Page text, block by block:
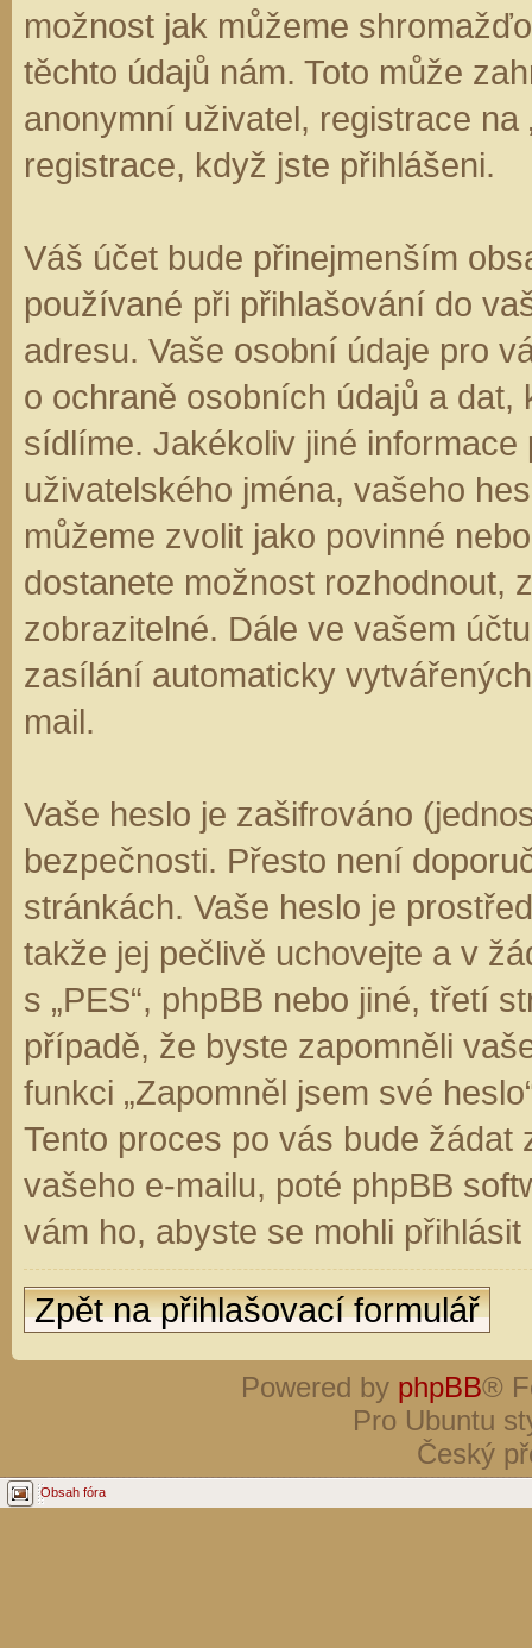
možnost jak můžeme
těchto údajů nám. Toto může
anonymní uživatel, registrace
registrace, když jste přihlášeni.
Váš účet bude přinejmenším
používané při přihlašování do
adresu. Vaše osobní údaje pro
o ochraně osobních údajů a
sídlíme. Jakékoliv jiné informace
uživatelského jména, vašeho
můžeme zvolit jako povinné
dostanete možnost rozhodnout,
zobrazitelné. Dále ve vašem
zasílání automaticky
mail.
Vaše heslo je zašifrováno
bezpečnosti. Přesto není
stránkách. Vaše heslo je
takže jej pečlivě uchovejte a v
s „PES“, phpBB nebo jiné, třetí
případě, že byste zapomněli
funkci „Zapomněl jsem své
Tento proces po vás bude
vašeho e-mailu, poté phpBB
vám ho, abyste se mohli
Zpět na přihlašovací formulář
Powered by phpBB®
Pro Ubuntu
Český
Obsah fóra